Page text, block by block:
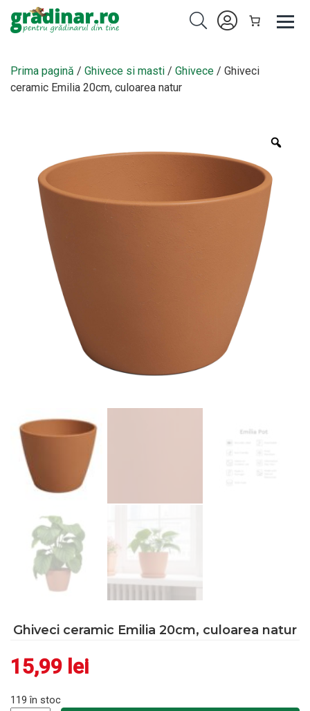
Prima pagină / Ghivece si masti / Ghivece / Ghiveci
ceramic Emilia 20cm, culoarea natur
Ghiveci ceramic Emilia 20cm, culoarea natur
15,99 lei
119 în stoc